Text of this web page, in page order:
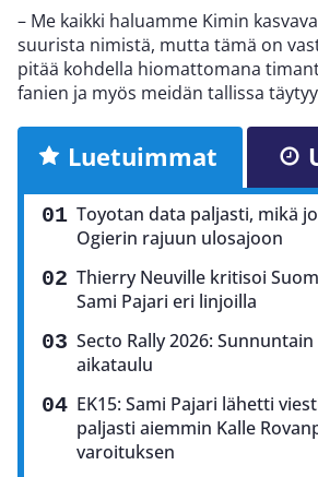
– Me kaikki haluamme Kimin
suurista nimistä, mutta tämä on
pitää kohdella hiomattomana
fanien ja myös meidän tallissa
Luetuimmat
Toyotan data paljasti, mikä
Ogierin rajuun ulosajoon
Thierry Neuville kritisoi
Sami Pajari eri linjoilla
Secto Rally 2026:
aikataulu
EK15: Sami Pajari lähetti
paljasti aiemmin Kalle
varoituksen